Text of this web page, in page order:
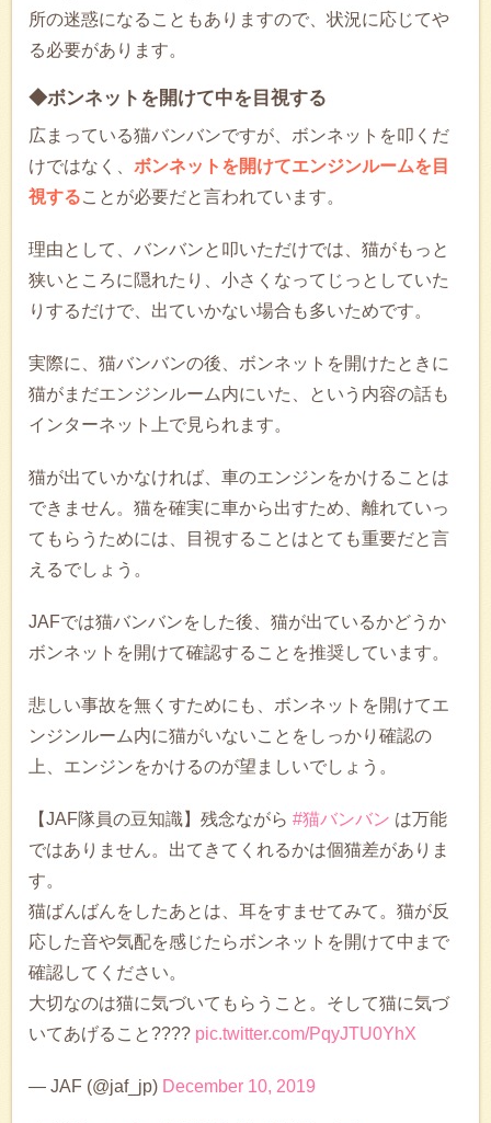
所の迷惑になることもありますので、状況に応じてや
る必要があります。
◆ボンネットを開けて中を目視する
広まっている猫バンバンですが、ボンネットを叩くだ
けではなく、 ボンネットを開けてエンジンルームを目
視することが必要だと言われています。
理由として、バンバンと叩いただけでは、猫がもっと
狭いところに隠れたり、小さくなってじっとしていた
りするだけで、出ていかない場合も多いためです。
実際に、猫バンバンの後、ボンネットを開けたときに
猫がまだエンジンルーム内にいた、という内容の話も
インターネット上で見られます。
猫が出ていかなければ、車のエンジンをかけることは
できません。猫を確実に車から出すため、離れていっ
てもらうためには、目視することはとても重要だと言
えるでしょう。
JAFでは猫バンバンをした後、猫が出ているかどうか
ボンネットを開けて確認することを推奨しています。
悲しい事故を無くすためにも、ボンネットを開けてエ
ンジンルーム内に猫がいないことをしっかり確認の
上、エンジンをかけるのが望ましいでしょう。
【JAF隊員の豆知識】残念ながら #猫バンバン は万能
ではありません。出てきてくれるかは個猫差がありま
す。
猫ばんばんをしたあとは、耳をすませてみて。猫が反
応した音や気配を感じたらボンネットを開けて中まで
確認してください。
大切なのは猫に気づいてもらうこと。そして猫に気づ
いてあげること???? pic.twitter.com/PqyJTU0YhX
— JAF (@jaf_jp) December 10, 2019